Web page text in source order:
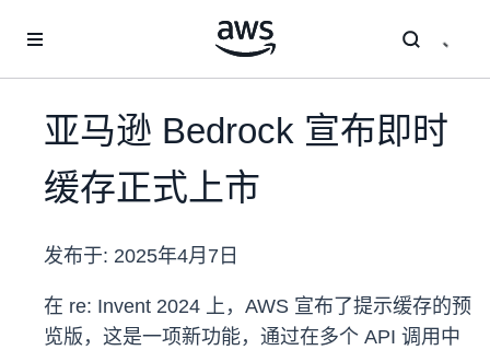
亚马逊 Bedrock 宣布即时
缓存正式上市
发布于: 2025年4月7日
在 re: Invent 2024 上，AWS 宣布了提示缓存的预
览版，这是一项新功能，通过在多个 API 调用中